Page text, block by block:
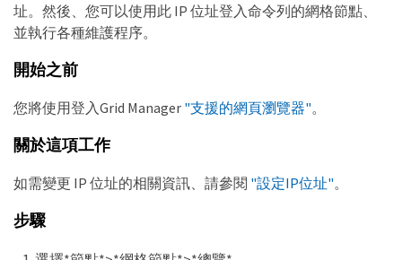
址。然後、您可以使用此 IP 位址登入命令列的網格節點、
並執行各種維護程序。
開始之前
您將使用登入Grid Manager "支援的網頁瀏覽器"。
關於這項工作
如需變更 IP 位址的相關資訊、請參閱 "設定IP位址"。
步驟